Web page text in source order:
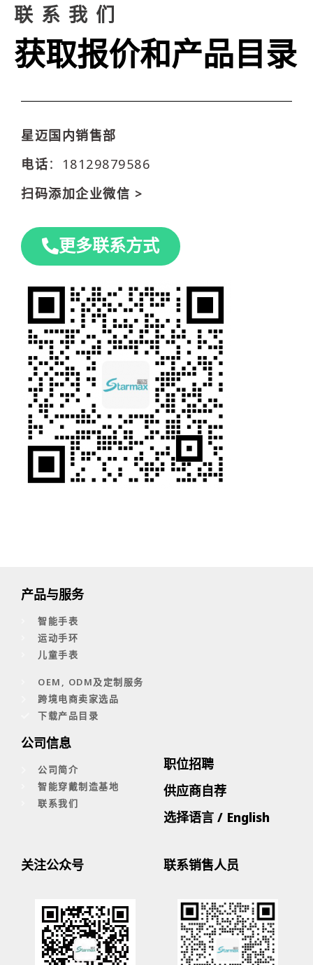
联系我们
获取报价和产品目录
星迈国内销售部
电话：18129879586
扫码添加企业微信 >
更多联系方式
产品与服务
智能手表
运动手环
儿童手表
OEM, ODM及定制服务
跨境电商卖家选品
下载产品目录
公司信息
公司简介
智能穿戴制造基地
联系我们
职位招聘
供应商自荐
选择语言 / English
关注公众号 联系销售人员